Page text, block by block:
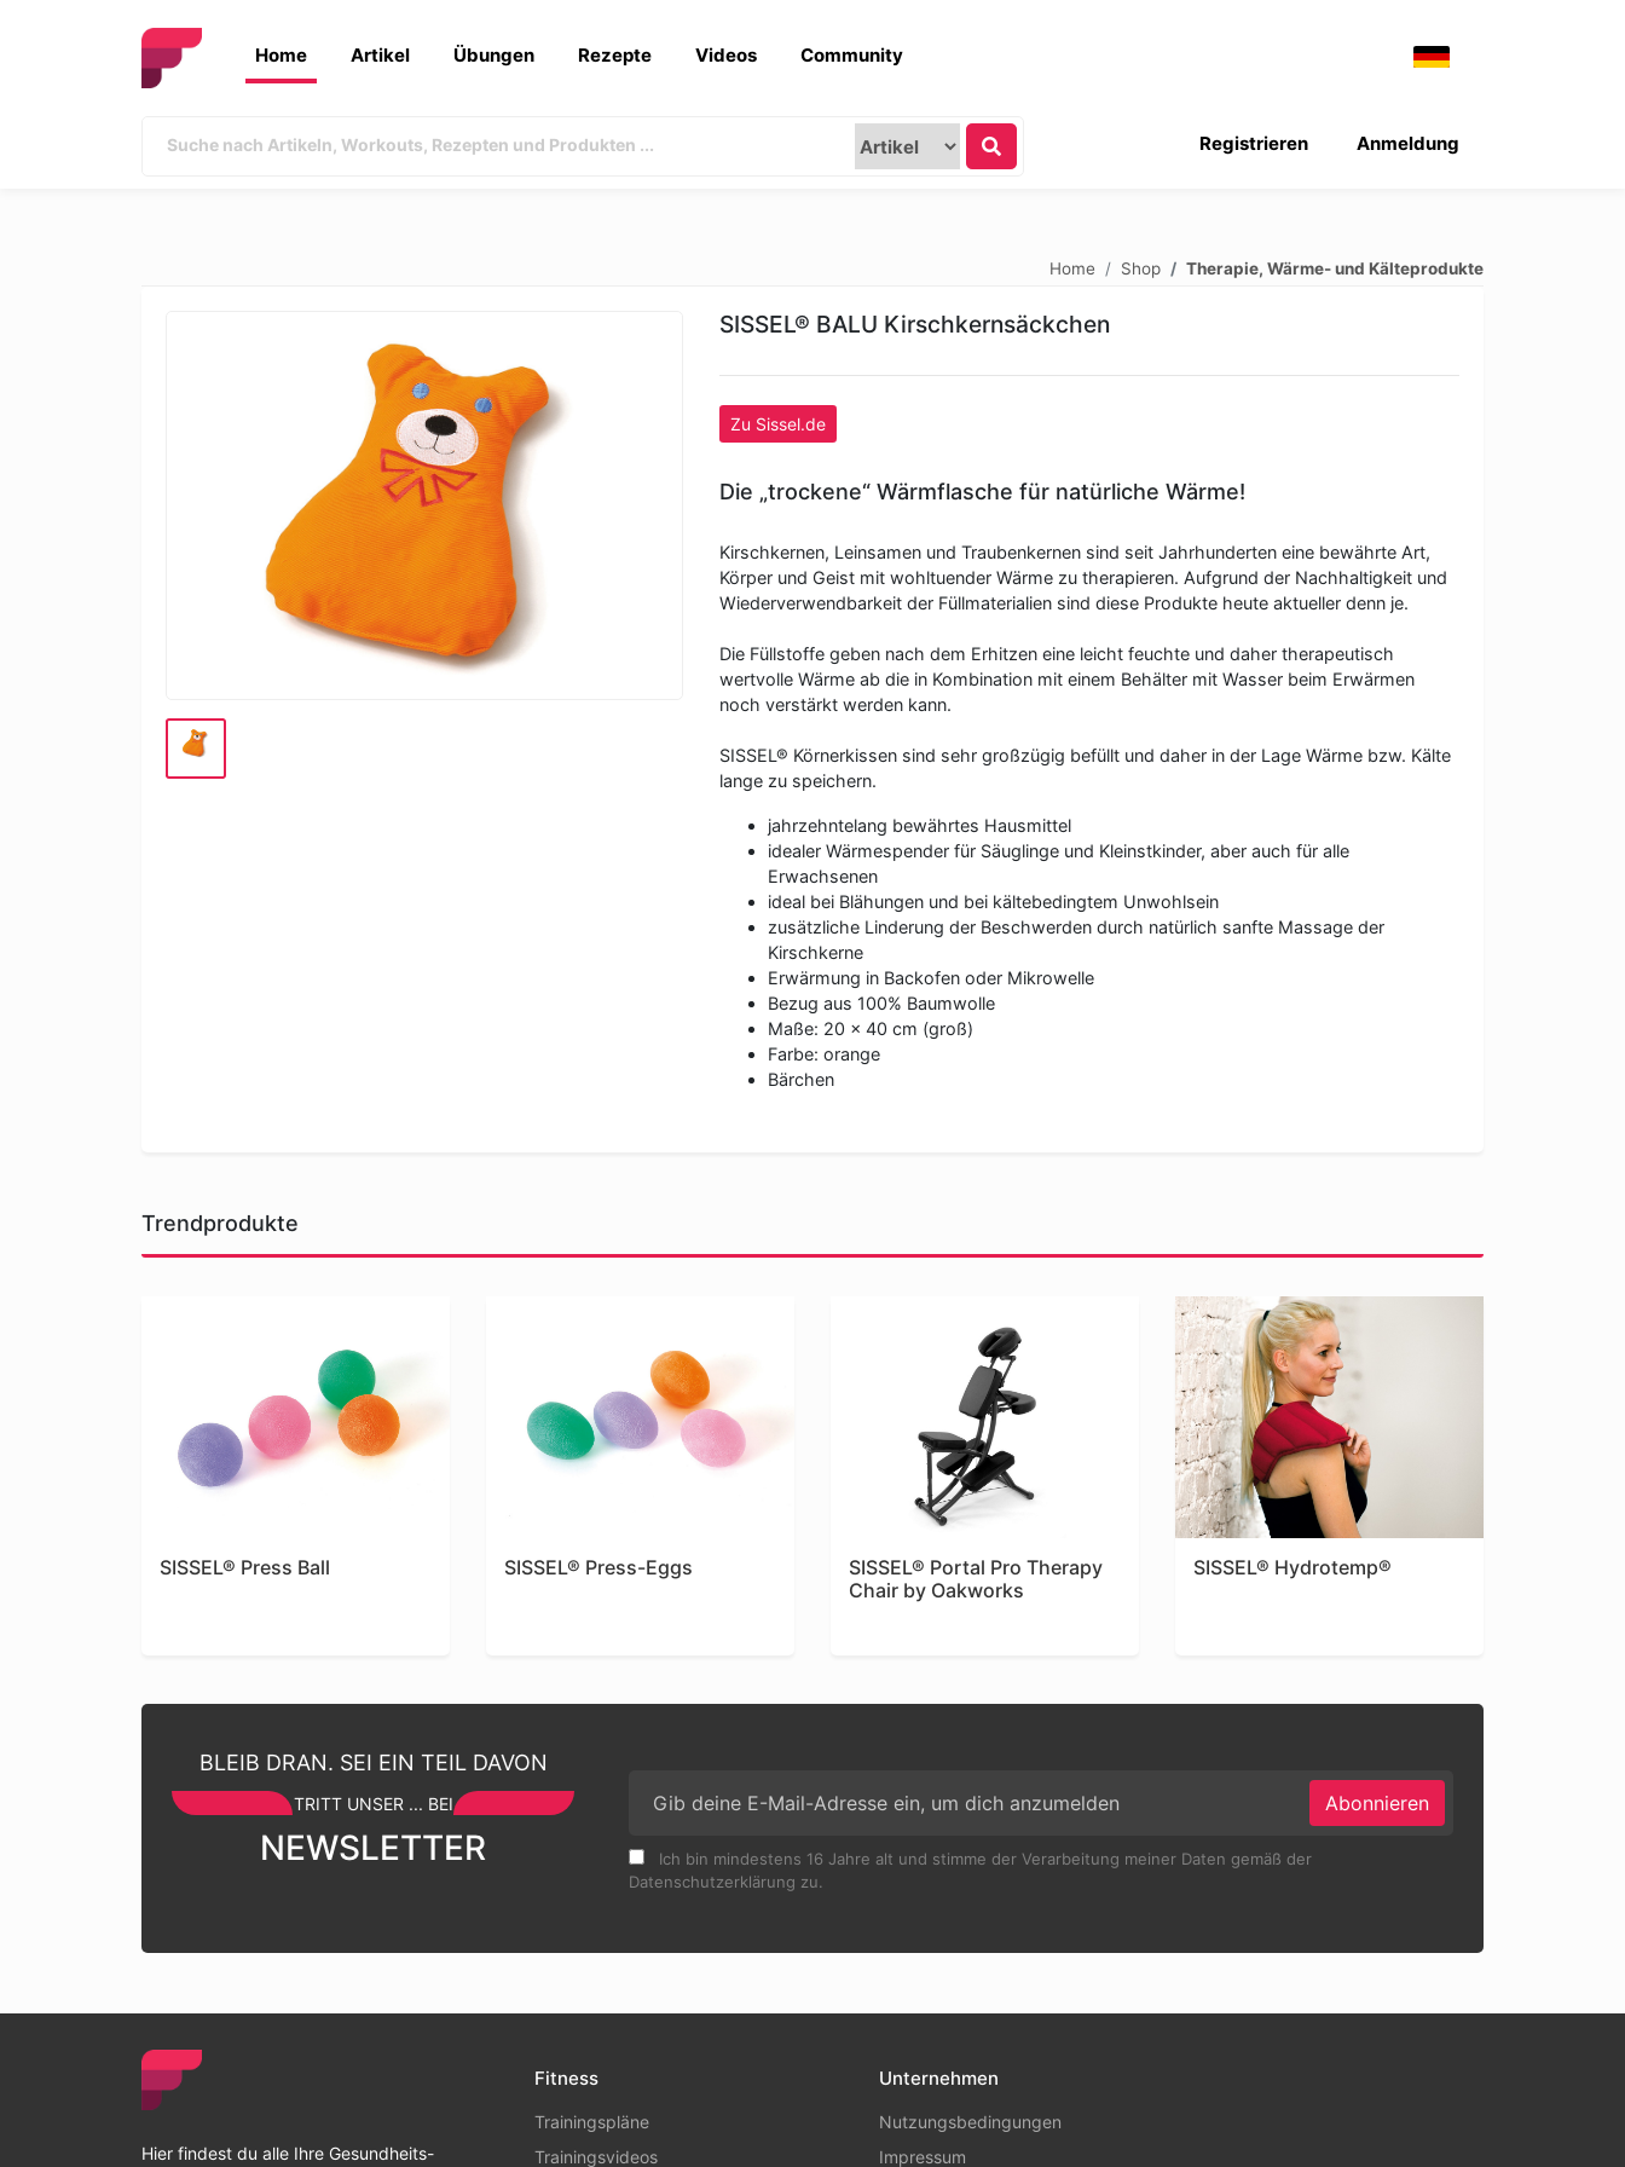
Home Artikel Übungen Rezepte Videos Community
Anmeldung
Registrieren
Home Shop Therapie, Wärme- und Kälteprodukte
SISSEL® BALU Kirschkernsäckchen
Zu Sissel.de
Die „trockene“ Wärmflasche für natürliche Wärme!
Kirschkernen, Leinsamen und Traubenkernen sind seit Jahrhunderten eine bewährte Art,
Körper und Geist mit wohltuender Wärme zu therapieren. Aufgrund der Nachhaltigkeit und
Wiederverwendbarkeit der Füllmaterialien sind diese Produkte heute aktueller denn je.
Die Füllstoffe geben nach dem Erhitzen eine leicht feuchte und daher therapeutisch
wertvolle Wärme ab die in Kombination mit einem Behälter mit Wasser beim Erwärmen
noch verstärkt werden kann.
SISSEL® Körnerkissen sind sehr großzügig befüllt und daher in der Lage Wärme bzw. Kälte
lange zu speichern.
jahrzehntelang bewährtes Hausmittel
idealer Wärmespender für Säuglinge und Kleinstkinder, aber auch für alle
Erwachsenen
ideal bei Blähungen und bei kältebedingtem Unwohlsein
zusätzliche Linderung der Beschwerden durch natürlich sanfte Massage der
Kirschkerne
Erwärmung in Backofen oder Mikrowelle
Bezug aus 100% Baumwolle
Maße: 20 x 40 cm (groß)
Farbe: orange
Bärchen
Trendprodukte
SISSEL® Press Ball SISSEL® Press-Eggs
SISSEL® Portal Pro Therapy
Chair by Oakworks
SISSEL® Hydrotemp®
BLEIB DRAN. SEI EIN TEIL DAVON
TRITT UNSER ... BEI
NEWSLETTER
Abonnieren
Ich bin mindestens 16 Jahre alt und stimme der Verarbeitung meiner Daten gemäß der
Datenschutzerklärung zu.
Hier findest du alle Ihre Gesundheits-
Fitness
Trainingspläne
Trainingsvideos
Unternehmen
Nutzungsbedingungen
Impressum